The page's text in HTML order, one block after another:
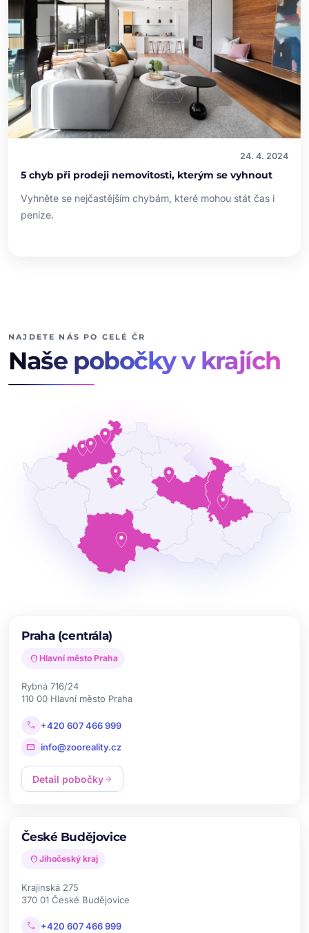
24. 4. 2024
5 chyb při prodeji nemovitosti, kterým se vyhnout
Vyhněte se nejčastějším chybám, které mohou stát čas i
peníze.
NAJDETE NÁS PO CELÉ ČR
Naše pobočky v krajích
Praha (centrála)
location_on Hlavní město Praha
Rybná 716/24
110 00 Hlavní město Praha
call +420 607 466 999
mail info@zooreality.cz
Detail pobočkyarrow_forward
České Budějovice
location_on Jihočeský kraj
Krajinská 275
370 01 České Budějovice
call +420 607 466 999